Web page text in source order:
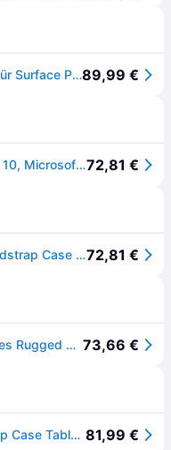
Urban Armor Gear Plasma Rugged für Surface Pro 13" 9/10/11/12 Robuste, stoßresistente Schutzhülle mit Handschlaufe, Integrierter Halter für den Micros89,99 €
UAG Plasma (Microsoft Surface Pro 10, Microsoft Surface Pro 11, Microsoft Surface Pro 9), Tablet Hülle, Transparent, Schwarz72,81 €
UAG Urban Armor Gear Plasma Handstrap Case Microsoft Surface Pro 9 / Pro 9 5G, Pro 10 / Pro 10 5G, Pro 11 ice72,81 €
Urban Armor Gear UAG Plasma Series Rugged Case for Surface Pro 9, 10, 11 - Plasma Series w - Handstrap and Shoulder Strap- Clear - Hintere Abdeckung für Tablet - Ice - für Microsoft Surface Pro 9, 10, 11(324012114343) 73,66 €
Urban Armor Gear Plasma Handstrap Case Tablet-Cover Microsoft Surface Pro 9, Surface Pro 10 33 cm (13) Back Cover Ice, Transparent 81,99 €